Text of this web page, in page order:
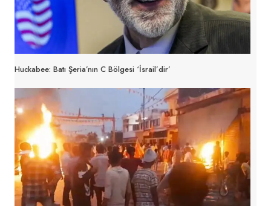
Huckabee: Batı Şeria’nın C Bölgesi ‘İsrail’dir’